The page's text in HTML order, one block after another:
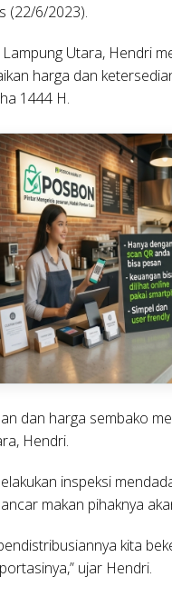
(22/6/2023).
Utara, Hendri
harga dan
1444 H.
dan harga sembako
Hendri.
inspeksi
makan pihaknya
kita
ujar Hendri.